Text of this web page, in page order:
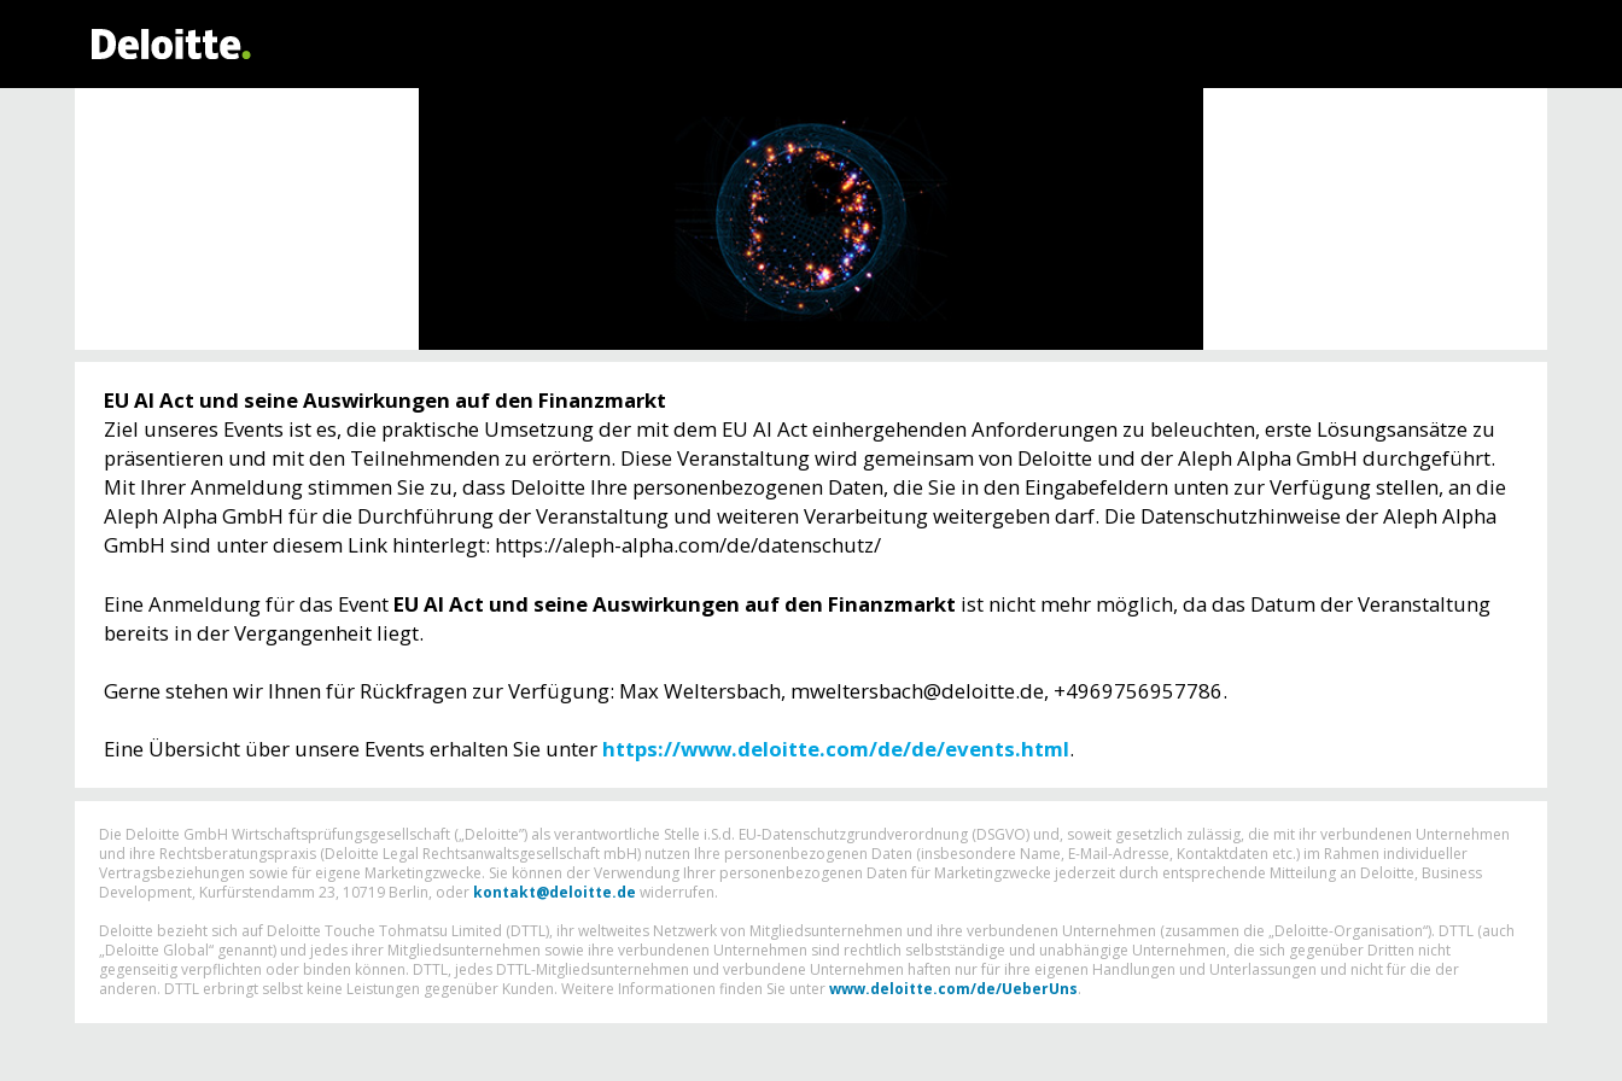
EU AI Act und seine Auswirkungen auf den Finanzmarkt
Ziel unseres Events ist es, die praktische Umsetzung der mit dem EU AI Act einhergehenden Anforderungen zu beleuchten, erste Lösungsansätze zu
präsentieren und mit den Teilnehmenden zu erörtern. Diese Veranstaltung wird gemeinsam von Deloitte und der Aleph Alpha GmbH durchgeführt.
Mit Ihrer Anmeldung stimmen Sie zu, dass Deloitte Ihre personenbezogenen Daten, die Sie in den Eingabefeldern unten zur Verfügung stellen, an die
Aleph Alpha GmbH für die Durchführung der Veranstaltung und weiteren Verarbeitung weitergeben darf. Die Datenschutzhinweise der Aleph Alpha
GmbH sind unter diesem Link hinterlegt: https://aleph-alpha.com/de/datenschutz/
Eine Anmeldung für das Event EU AI Act und seine Auswirkungen auf den Finanzmarkt ist nicht mehr möglich, da das Datum der Veranstaltung
bereits in der Vergangenheit liegt.
Gerne stehen wir Ihnen für Rückfragen zur Verfügung: Max Weltersbach, mweltersbach@deloitte.de, +4969756957786.
Eine Übersicht über unsere Events erhalten Sie unter https://www.deloitte.com/de/de/events.html.
Die Deloitte GmbH Wirtschaftsprüfungsgesellschaft („Deloitte”) als verantwortliche Stelle i.S.d. EU-Datenschutzgrundverordnung (DSGVO) und, soweit gesetzlich zulässig, die mit ihr verbundenen Unternehmen
und ihre Rechtsberatungspraxis (Deloitte Legal Rechtsanwaltsgesellschaft mbH) nutzen Ihre personenbezogenen Daten (insbesondere Name, E-Mail-Adresse, Kontaktdaten etc.) im Rahmen individueller
Vertragsbeziehungen sowie für eigene Marketingzwecke. Sie können der Verwendung Ihrer personenbezogenen Daten für Marketingzwecke jederzeit durch entsprechende Mitteilung an Deloitte, Business
Development, Kurfürstendamm 23, 10719 Berlin, oder kontakt@deloitte.de widerrufen.
Deloitte bezieht sich auf Deloitte Touche Tohmatsu Limited (DTTL), ihr weltweites Netzwerk von Mitgliedsunternehmen und ihre verbundenen Unternehmen (zusammen die „Deloitte-Organisation“). DTTL (auch
„Deloitte Global“ genannt) und jedes ihrer Mitgliedsunternehmen sowie ihre verbundenen Unternehmen sind rechtlich selbstständige und unabhängige Unternehmen, die sich gegenüber Dritten nicht
gegenseitig verpflichten oder binden können. DTTL, jedes DTTL-Mitgliedsunternehmen und verbundene Unternehmen haften nur für ihre eigenen Handlungen und Unterlassungen und nicht für die der
anderen. DTTL erbringt selbst keine Leistungen gegenüber Kunden. Weitere Informationen finden Sie unterwww.deloitte.com/de/UeberUns.